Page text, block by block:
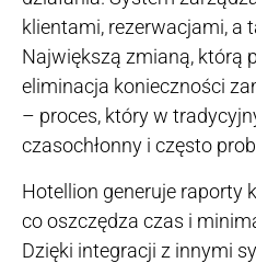
klientami, rezerwacjami, a
Największą zmianą, którą
eliminacja konieczności
– proces, który w
czasochłonny i często
Hotellion generuje raporty
co oszczędza czas i
Dzięki integracji z innymi